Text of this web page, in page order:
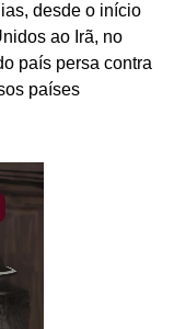
desde o início
ao Irã, no
país persa contra
países